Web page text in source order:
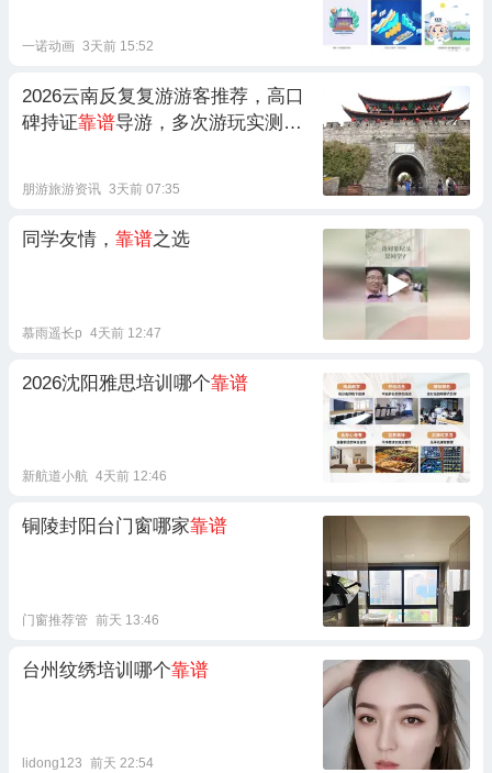
一诺动画 3天前 15:52
2026云南反复复游游客推荐，高口
碑持证靠谱导游，多次游玩实测真
朋游旅游资讯 3天前 07:35
同学友情， 靠谱之选
慕雨遥长p 4天前 12:47
2026沈阳雅思培训哪个靠谱
新航道小航 4天前 12:46
铜陵封阳台门窗哪家靠谱
门窗推荐管 前天 13:46
台州纹绣培训哪个靠谱
lidong123 前天 22:54